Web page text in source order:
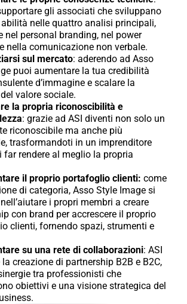
gli associati che sviluppano
nelle quattro analisi principali,
nel personal branding, nel power
nella comunicazione non verbale.
sul mercato: aderendo ad Asso
puoi aumentare la tua credibilità
d’immagine e scalare la
valore sociale.
la propria riconoscibilità e
: grazie ad ASI diventi non solo un
riconoscibile ma anche più
trasformandoti in un imprenditore
far rendere al meglio la propria
il proprio portafoglio clienti: come
di categoria, Asso Style Image si
i propri membri a creare
con brand per accrescere il proprio
clienti, fornendo spazi, strumenti e
su una rete di collaborazioni: ASI
creazione di partnership B2B e B2C,
tra professionisti che
obiettivi e una visione strategica del